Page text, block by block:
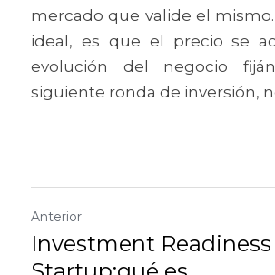
mercado que valide el
ideal, es que el precio se
evolución del negocio
siguiente ronda de inversión,
Anterior
Investment Readiness